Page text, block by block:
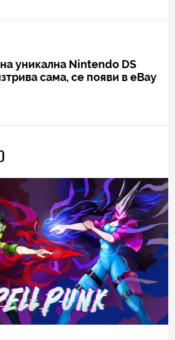
уникална Nintendo DS
сама, се появи в eBay